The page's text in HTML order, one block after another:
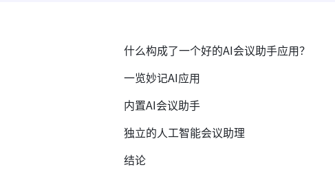
什么构成了一个好的AI会议助手应用？
一览妙记AI应用
内置AI会议助手
独立的人工智能会议助理
结论